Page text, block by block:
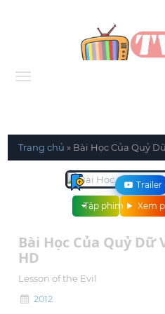
Menu
Trang chủ » Bài Học Của Quỷ
Trailer
Xem
Tập phim
Bài Học Của Quỷ Dữ
HD
Lesson of the Evil
2012